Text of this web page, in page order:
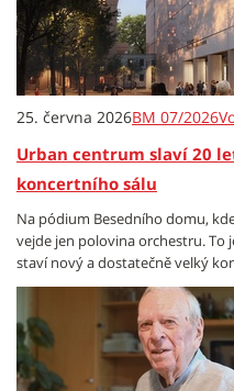
25. června 2026BM 07/2026
Urban centrum slaví 20
koncertního sálu
Na pódium Besedního domu,
vejde jen polovina orchestru. To
staví nový a dostatečně velký